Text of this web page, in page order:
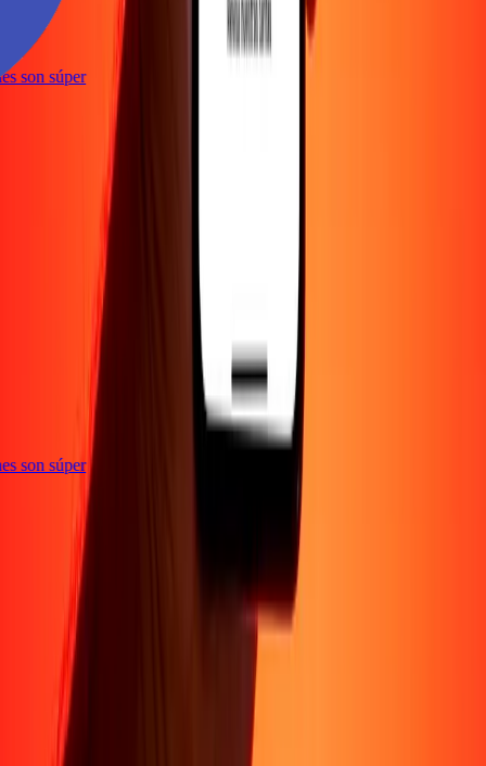
son súper
son súper
Acerca de
Conviértete en agenteConviértete en socio
Conviértete en socio estratégico
Carreras Promociones
Transferencia internacional de dinero
Soporte